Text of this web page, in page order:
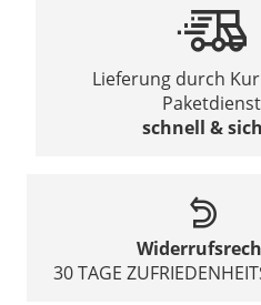
Lieferung durch
Paketdienst
schnell &
30 TAGE